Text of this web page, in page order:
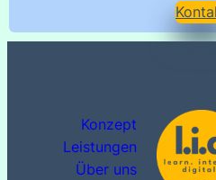
Konzept
Leistungen
Über uns